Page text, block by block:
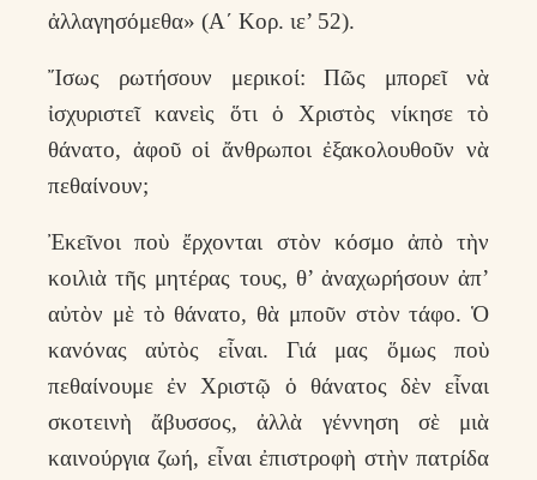
ἀλλαγησόμεθα» (Α΄ Κορ. ιε’ 52).
Ἴσως ρωτήσουν μερικοί: Πῶς μπορεῖ νὰ
ἰσχυριστεῖ κανεὶς ὅτι ὁ Χριστὸς νίκησε τὸ
θάνατο, ἀφοῦ οἱ ἄνθρωποι ἐξακολουθοῦν νὰ
πεθαίνουν;
Ἐκεῖνοι ποὺ ἔρχονται στὸν κόσμο ἀπὸ τὴν
κοιλιὰ τῆς μητέρας τους, θ’ ἀναχωρήσουν ἀπ’
αὐτὸν μὲ τὸ θάνατο, θὰ μποῦν στὸν τάφο. Ὁ
κανόνας αὐτὸς εἶναι. Γιά μας ὅμως ποὺ
πεθαίνουμε ἐν Χριστῷ ὁ θάνατος δὲν εἶναι
σκοτεινὴ ἄβυσσος, ἀλλὰ γέννηση σὲ μιὰ
καινούργια ζωή, εἶναι ἐπιστροφὴ στὴν πατρίδα